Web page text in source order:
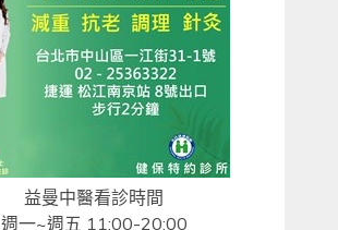
益曼中醫看診時間
週一~週五 11:00-20:00